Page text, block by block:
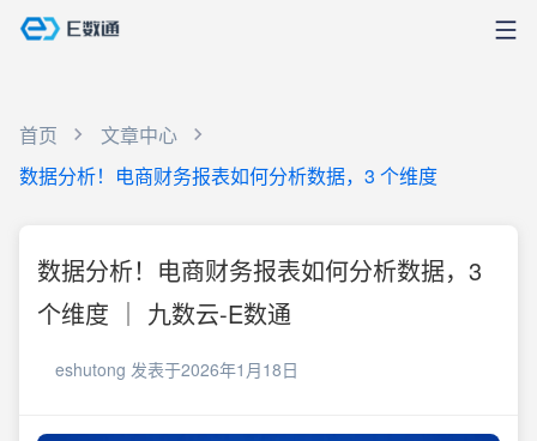
首页
文章中心
数据分析！电商财务报表如何分析数据，3 个维度
数据分析！电商财务报表如何分析数据，3
个维度 ｜ 九数云-E数通
eshutong 发表于2026年1月18日